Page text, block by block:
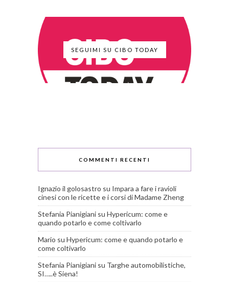
SEGUIMI SU CIBO TODAY
COMMENTI RECENTI
Ignazio il golosastro su Impara a fare i ravioli
cinesi con le ricette e i corsi di Madame Zheng
Stefania Pianigiani su Hypericum: come e
quando potarlo e come coltivarlo
Mario su Hypericum: come e quando potarlo e
come coltivarlo
Stefania Pianigiani su Targhe automobilistiche,
SI…..è Siena!